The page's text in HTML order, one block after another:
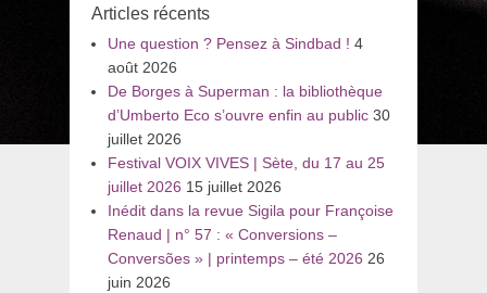
Articles récents
Une question ? Pensez à Sindbad ! 4
août 2026
De Borges à Superman : la bibliothèque
d’Umberto Eco s’ouvre enfin au public 30
juillet 2026
Festival VOIX VIVES | Sète, du 17 au 25
juillet 2026 15 juillet 2026
Inédit dans la revue Sigila pour Françoise
Renaud | n° 57 : « Conversions –
Conversões » | printemps – été 2026 26
juin 2026